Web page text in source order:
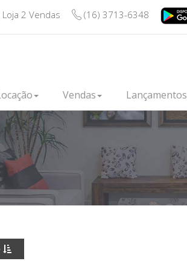
Loja 2 Vendas (16) 3713-6348
Vendas Lançamentos